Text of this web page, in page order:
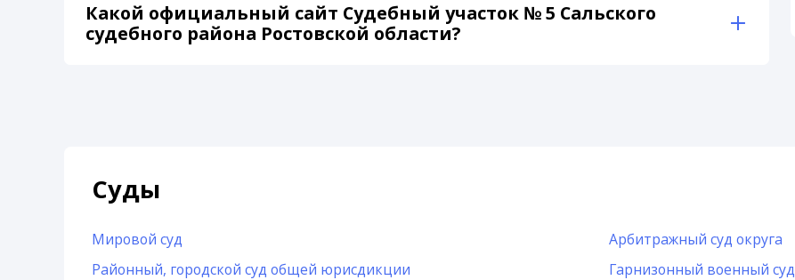
Какой официальный сайт Судебный участок № 5 Сальского
судебного района Ростовской области?
Суды
Мировой суд
Районный, городской суд общей юрисдикции
Арбитражный суд округа
Гарнизонный военный суд